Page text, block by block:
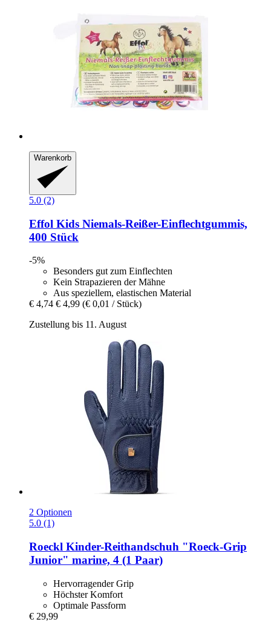
Warenkorb
5.0 (2)
Effol Kids Niemals-​Reißer-​Einflechtgummis,
400 Stück
-5%
Besonders gut zum Einflechten
Kein Strapazieren der Mähne
Aus speziellem, elastischen Material
€ 4,74 € 4,99 (€ 0,01 / Stück)
Zustellung bis 11. August
2 Optionen
5.0 (1)
Roeckl Kinder-​Reithandschuh "Roeck-​Grip
Junior" marine, 4 (1 Paar)
Hervorragender Grip
Höchster Komfort
Optimale Passform
€ 29,99